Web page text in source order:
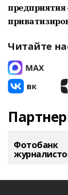
Читайте
Фотобанк